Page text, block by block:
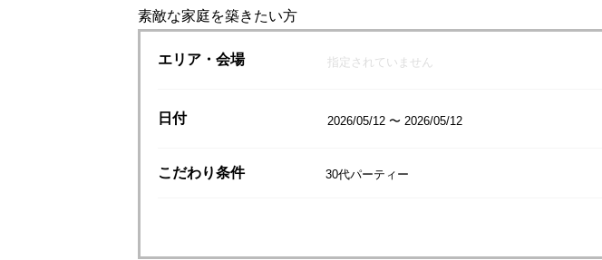
素敵な家庭を築きたい方
エリア・会場 指定されていません
日付 2026/05/12 〜 2026/05/12
こだわり条件 30代パーティー